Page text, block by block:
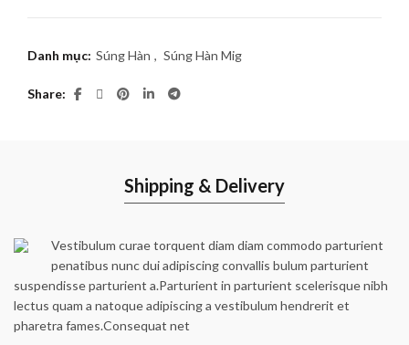
Danh mục: Súng Hàn , Súng Hàn Mig
Share
Shipping & Delivery
Vestibulum curae torquent diam diam commodo parturient
penatibus nunc dui adipiscing convallis bulum parturient
suspendisse parturient a.Parturient in parturient scelerisque nibh
lectus quam a natoque adipiscing a vestibulum hendrerit et
pharetra fames.Consequat net